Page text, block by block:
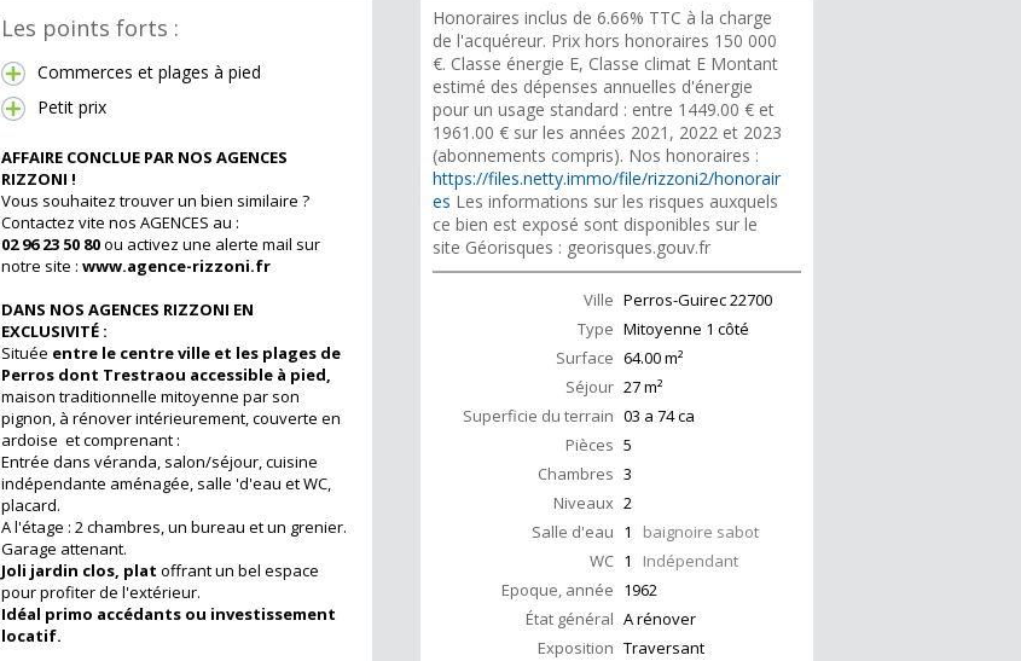
Les points forts :
Commerces et plages à pied
Petit prix
AFFAIRE CONCLUE PAR NOS AGENCES
RIZZONI !
Vous souhaitez trouver un bien similaire ?
Contactez vite nos AGENCES au :
02 96 23 50 80ou activez une alerte mail sur
notre site : www.agence-rizzoni.fr
DANS NOS AGENCES RIZZONI EN
EXCLUSIVITÉ :
Située entre le centre ville et les plages de
Perros dont Trestraou accessible à pied,
maison traditionnelle mitoyenne par son
pignon, à rénover intérieurement, couverte en
ardoise et comprenant :
Entrée dans véranda, salon/séjour, cuisine
indépendante aménagée, salle 'd'eau et WC,
placard.
A l'étage : 2 chambres, un bureau et un grenier.
Garage attenant.
Joli jardin clos, plat offrant un bel espace
pour profiter de l'extérieur.
Idéal primo accédants ou investissement
locatif.
Honoraires inclus de 6.66% TTC à la charge
de l'acquéreur. Prix hors honoraires 150 000
€. Classe énergie E, Classe climat E Montant
estimé des dépenses annuelles d'énergie
pour un usage standard : entre 1449.00 € et
1961.00 € sur les années 2021, 2022 et 2023
(abonnements compris). Nos honoraires :
https://files.netty.immo/file/rizzoni2/honorair
es Les informations sur les risques auxquels
ce bien est exposé sont disponibles sur le
site Géorisques : georisques.gouv.fr
Ville Perros-Guirec22700
Type Mitoyenne 1 côté
Surface 64.00m²
Séjour 27m²
Superficie du terrain 03 a 74 ca
Pièces 5
Chambres 3
Niveaux 2
Salle d'eau 1 baignoire sabot
WC 1 Indépendant
Epoque, année 1962
État général A rénover
Exposition Traversant